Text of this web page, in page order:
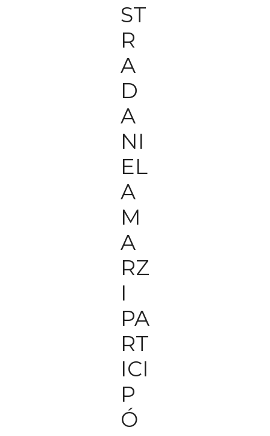
ST
R
A
D
A
NI
EL
A
M
A
RZ
I
PA
RT
ICI
P
Ó